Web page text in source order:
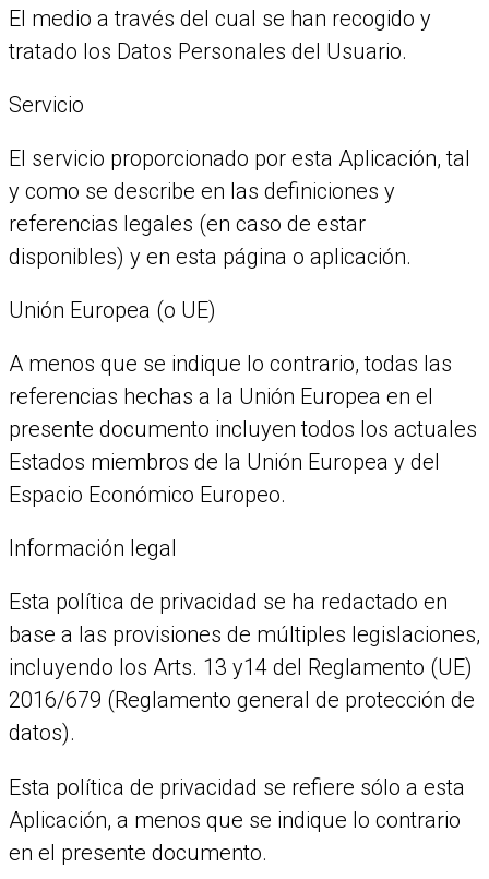
El medio a través del cual se han recogido y
tratado los Datos Personales del Usuario.
Servicio
El servicio proporcionado por esta Aplicación, tal
y como se describe en las definiciones y
referencias legales (en caso de estar
disponibles) y en esta página o aplicación.
Unión Europea (o UE)
A menos que se indique lo contrario, todas las
referencias hechas a la Unión Europea en el
presente documento incluyen todos los actuales
Estados miembros de la Unión Europea y del
Espacio Económico Europeo.
Información legal
Esta política de privacidad se ha redactado en
base a las provisiones de múltiples legislaciones,
incluyendo los Arts. 13 y14 del Reglamento (UE)
2016/679 (Reglamento general de protección de
datos).
Esta política de privacidad se refiere sólo a esta
Aplicación, a menos que se indique lo contrario
en el presente documento.